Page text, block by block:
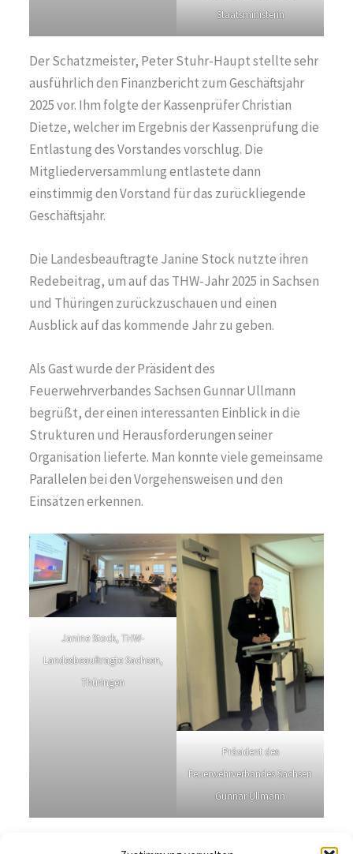
Staatsministerin
Der Schatzmeister, Peter Stuhr-Haupt stellte sehr
ausführlich den Finanzbericht zum Geschäftsjahr
2025 vor. Ihm folgte der Kassenprüfer Christian
Dietze, welcher im Ergebnis der Kassenprüfung die
Entlastung des Vorstandes vorschlug. Die
Mitgliederversammlung entlastete dann
einstimmig den Vorstand für das zurückliegende
Geschäftsjahr.
Die Landesbeauftragte Janine Stock nutzte ihren
Redebeitrag, um auf das THW-Jahr 2025 in Sachsen
und Thüringen zurückzuschauen und einen
Ausblick auf das kommende Jahr zu geben.
Als Gast wurde der Präsident des
Feuerwehrverbandes Sachsen Gunnar Ullmann
begrüßt, der einen interessanten Einblick in die
Strukturen und Herausforderungen seiner
Organisation lieferte. Man konnte viele gemeinsame
Parallelen bei den Vorgehensweisen und den
Einsätzen erkennen.
Janine Stock, THW-
Landesbeauftragte Sachsen,
Thüringen
Präsident des
Feuerwehrverbandes Sachsen
Gunnar Ullmann